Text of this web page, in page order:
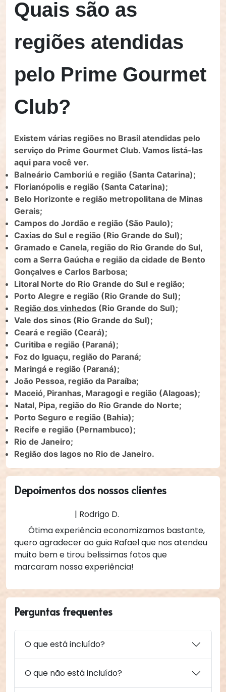
Quais são as
regiões atendidas
pelo Prime Gourmet
Club?
Existem várias regiões no Brasil atendidas pelo
serviço do Prime Gourmet Club. Vamos listá-las
aqui para você ver.
Balneário Camboriú e região (Santa Catarina);
Florianópolis e região (Santa Catarina);
Belo Horizonte e região metropolitana de Minas
Gerais;
Campos do Jordão e região (São Paulo);
Caxias do Sul e região (Rio Grande do Sul);
Gramado e Canela, região do Rio Grande do Sul,
com a Serra Gaúcha e região da cidade de Bento
Gonçalves e Carlos Barbosa;
Litoral Norte do Rio Grande do Sul e região;
Porto Alegre e região (Rio Grande do Sul);
Região dos vinhedos (Rio Grande do Sul);
Vale dos sinos (Rio Grande do Sul);
Ceará e região (Ceará);
Curitiba e região (Paraná);
Foz do Iguaçu, região do Paraná;
Maringá e região (Paraná);
João Pessoa, região da Paraíba;
Maceió, Piranhas, Maragogi e região (Alagoas);
Natal, Pipa, região do Rio Grande do Norte;
Porto Seguro e região (Bahia);
Recife e região (Pernambuco);
Rio de Janeiro;
Região dos lagos no Rio de Janeiro.
Depoimentos dos nossos clientes
| Rodrigo D.
Ótima experiência economizamos bastante,
quero agradecer ao guia Rafael que nos atendeu
muito bem e tirou belissimas fotos que
marcaram nossa experiência!
Perguntas frequentes
O que está incluído?
O que não está incluído?